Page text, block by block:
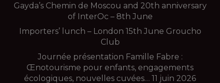
Gayda’s Chemin de Moscou and 20th anniversary
of InterOc – 8th June
Importers’ lunch – London 15th June Groucho
Club
Journée présentation Famille Fabre :
Œnotourisme pour enfants, engagements
écologiques, nouvelles cuvées… 11 juin 2026